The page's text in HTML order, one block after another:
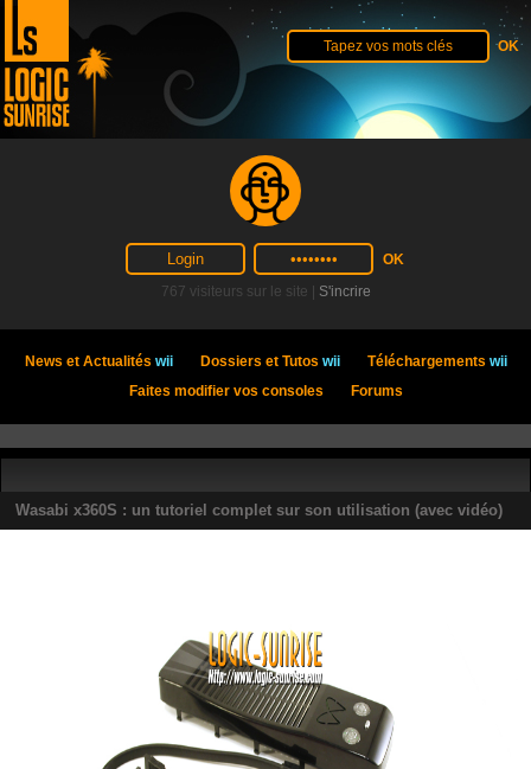
767 visiteurs sur le site | S'incrire
News et Actualités wii Dossiers et Tutos wii Téléchargements wii
Faites modifier vos consoles
Forums
Wasabi x360S : un tutoriel complet sur son utilisation (avec vidéo)